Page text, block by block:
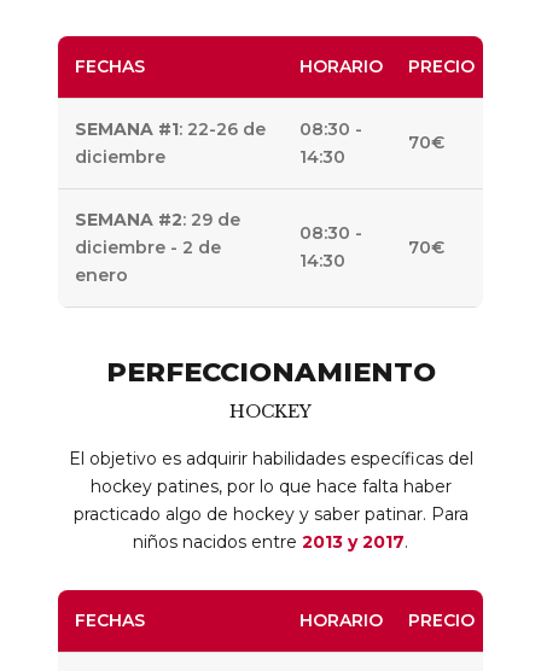
FECHAS HORARIO PRECIO
SEMANA #1: 22-26 de
diciembre
08:30 -
14:30
70€
SEMANA #2: 29 de
diciembre - 2 de
enero
08:30 -
14:30
70€
PERFECCIONAMIENTO
HOCKEY
El objetivo es adquirir habilidades específicas del
hockey patines, por lo que hace falta haber
practicado algo de hockey y saber patinar. Para
niños nacidos entre 2013 y 2017.
FECHAS HORARIO PRECIO